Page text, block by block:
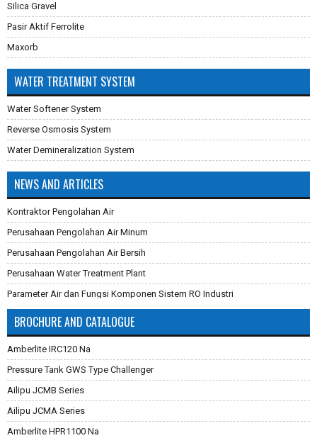
Silica Gravel
Pasir Aktif Ferrolite
Maxorb
WATER TREATMENT SYSTEM
Water Softener System
Reverse Osmosis System
Water Demineralization System
NEWS AND ARTICLES
Kontraktor Pengolahan Air
Perusahaan Pengolahan Air Minum
Perusahaan Pengolahan Air Bersih
Perusahaan Water Treatment Plant
Parameter Air dan Fungsi Komponen Sistem RO Industri
Pembuatan Karbon Aktif
Cara Mengganti Karet Membran Pressure Tank
Membran Filtrasi
Sistem Reverse Osmosis dan Cara Kerjanya
Cara Menghilangkan Zat Besi Pada Air
Aplikasi Teknologi Membran Pada Pengolahan Air
BROCHURE AND CATALOGUE
Amberlite IRC120 Na
Pressure Tank GWS Type Challenger
Ailipu JCMB Series
Ailipu JCMA Series
Amberlite HPR1100 Na